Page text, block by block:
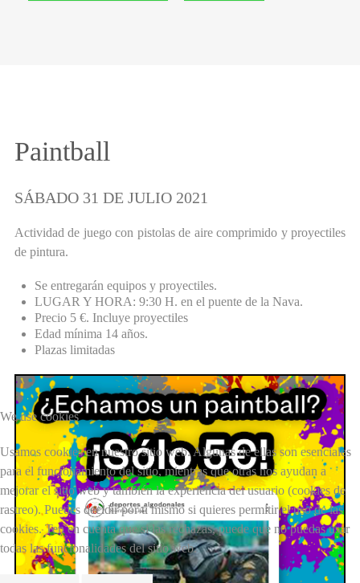
Paintball
SÁBADO 31 DE JULIO 2021
Actividad de juego con pistolas de aire comprimido y proyectiles
de pintura.
Se entregarán equipos y proyectiles.
LUGAR Y HORA: 9:30 H. en el puente de la Nava.
Precio 5 €. Incluye proyectiles
Edad mínima 14 años.
Plazas limitadas
We use cookies
Usamos cookies en nuestro sitio web. Algunas de ellas son esenciales
para el funcionamiento del sitio, mientras que otras nos ayudan a
mejorar el sitio web y también la experiencia del usuario (cookies de
rastreo). Puedes decidir por ti mismo si quieres permitir el uso de las
cookies. Ten en cuenta que si las rechazas, puede que no puedas usar
todas las funcionalidades del sitio web.